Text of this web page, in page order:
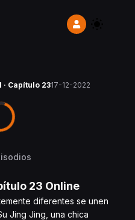
· Capítulo 2317-12-2022
23 Online
diferentes se unen
Jing Jing, una chica